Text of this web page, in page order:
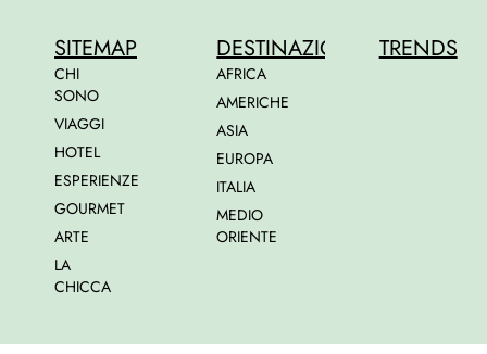
SITEMAP
CHI
SONO
VIAGGI
HOTEL
ESPERIENZE
GOURMET
ARTE
LA
CHICCA
DESTINAZIONI
AFRICA
AMERICHE
ASIA
EUROPA
ITALIA
MEDIO
ORIENTE
TRENDS